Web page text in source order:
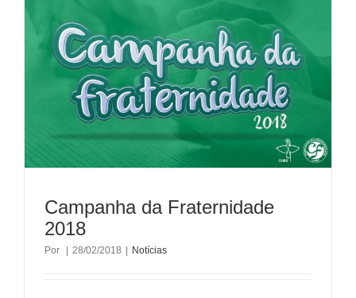
Campanha da Fraternidade
2018
Por 28/02/2018 Notícias